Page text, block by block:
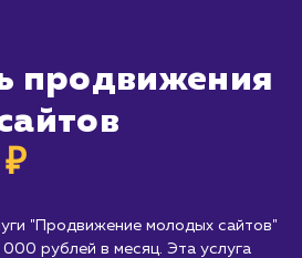
сайтам
долго и имеет
трафик, вам,
SEO.